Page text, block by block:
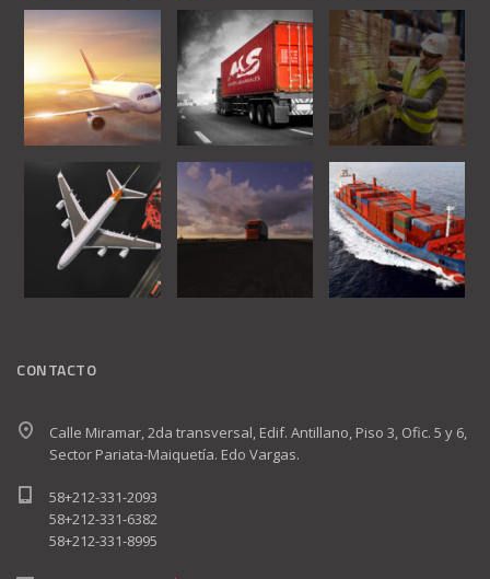
CONTACTO
Calle Miramar, 2da transversal, Edif. Antillano, Piso 3, Ofic. 5 y 6,
Sector Pariata-Maiquetía. Edo Vargas.
58+212-331-2093
58+212-331-6382
58+212-331-8995